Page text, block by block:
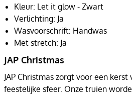
Kleur: Let it glow - Zwart
Verlichting: Ja
Wasvoorschrift: Handwas
Met stretch: Ja
JAP Christmas
JAP Christmas zorgt voor een
feestelijke sfeer. Onze truien